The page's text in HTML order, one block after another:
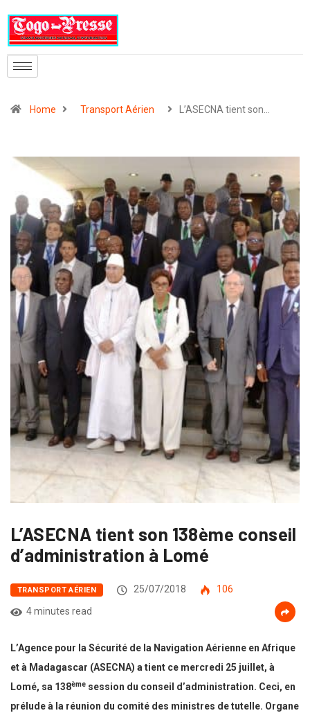
Home Transport Aérien L’ASECNA tient son…
L’ASECNA tient son 138ème conseil
d’administration à Lomé
TRANSPORT AÉRIEN 25/07/2018
106
4 minutes read
L’Agence pour la Sécurité de la Navigation Aérienne en Afrique
et à Madagascar (ASECNA) a tient ce mercredi 25 juillet, à
Lomé, sa 138ème session du conseil d’administration. Ceci, en
prélude à la réunion du comité des ministres de tutelle. Organe